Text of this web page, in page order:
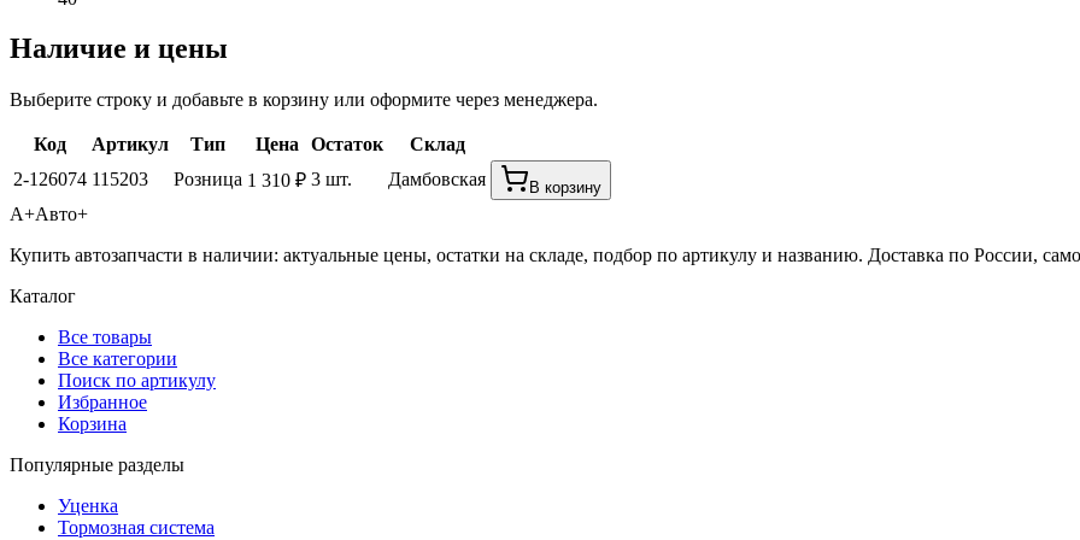
Наличие и цены
Выберите строку и добавьте в корзину или оформите через менеджера.
Код Артикул Тип Цена Остаток
Склад
2-126074 115203 Розница 1 310 ₽ 3 шт. Дамбовская В корзину
А+Авто+
Купить автозапчасти в наличии: актуальные цены, остатки на складе, подбор по артикулу и названию. Доставка по России,
Каталог
Все товары
Все категории
Поиск по артикулу
Избранное
Корзина
Популярные разделы
Уценка
Тормозная система